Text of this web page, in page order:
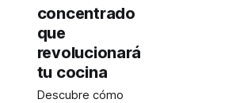
concentrado
que
revolucionará
tu cocina
Descubre cómo